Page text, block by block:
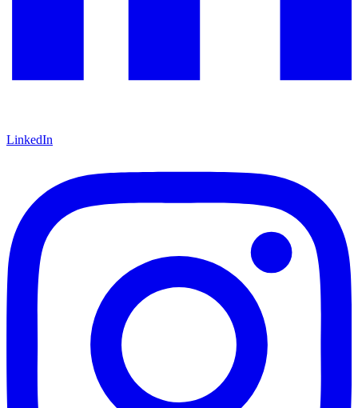
LinkedIn